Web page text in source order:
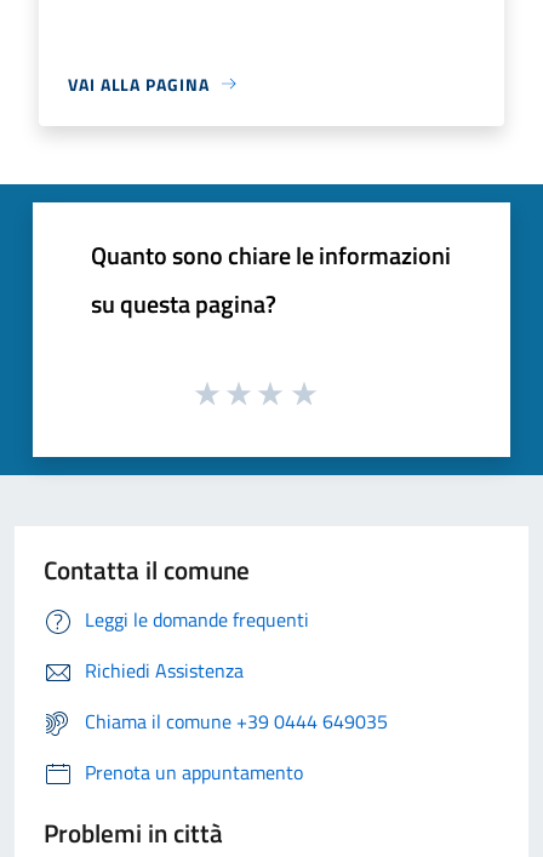
VAI ALLA PAGINA
Quanto sono chiare le informazioni
su questa pagina?
Contatta il comune
Leggi le domande frequenti
Richiedi Assistenza
Chiama il comune +39 0444 649035
Prenota un appuntamento
Problemi in città